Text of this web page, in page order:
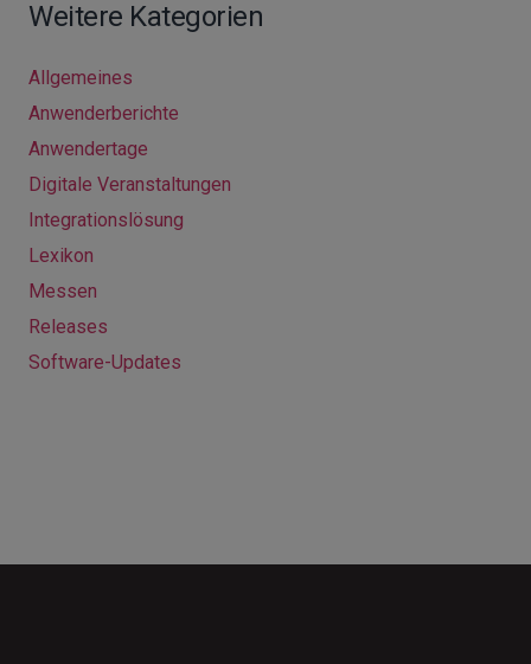
Weitere Kategorien
Allgemeines
Anwenderberichte
Anwendertage
Digitale Veranstaltungen
Integrationslösung
Lexikon
Messen
Releases
Software-Updates